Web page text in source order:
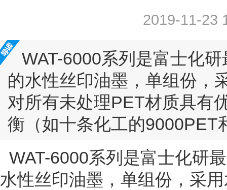
2019-11-23
WAT-6000系列是富士化
的水性丝印油墨，单组份，
对所有未处理PET材质具有
衡（如十条化工的
WAT-6000系列是富士化研
水性丝印油墨，单组份，采